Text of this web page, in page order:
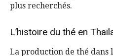
plus recherchés.
L’histoire du thé en
La production de thé dans